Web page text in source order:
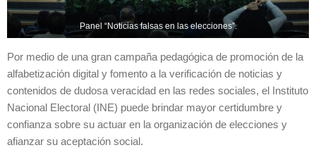
Panel “Noticias falsas en las elecciones”.
Por medio de una gran campaña pedagógica de promoción de la
alfabetización digital y fomento a la verificación de noticias y
contenidos de dudosa veracidad en las redes sociales, el Instituto
Nacional Electoral (INE) puede brindar mayor certidumbre y
confianza sobre su actuar en la organización de elecciones y
afianzar su aceptación social.